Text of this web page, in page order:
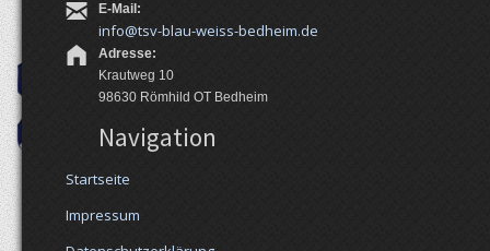
E-Mail:
info@tsv-blau-weiss-bedheim.de
Adresse:
Krautweg 10
98630 Römhild OT Bedheim
Navigation
Startseite
Impressum